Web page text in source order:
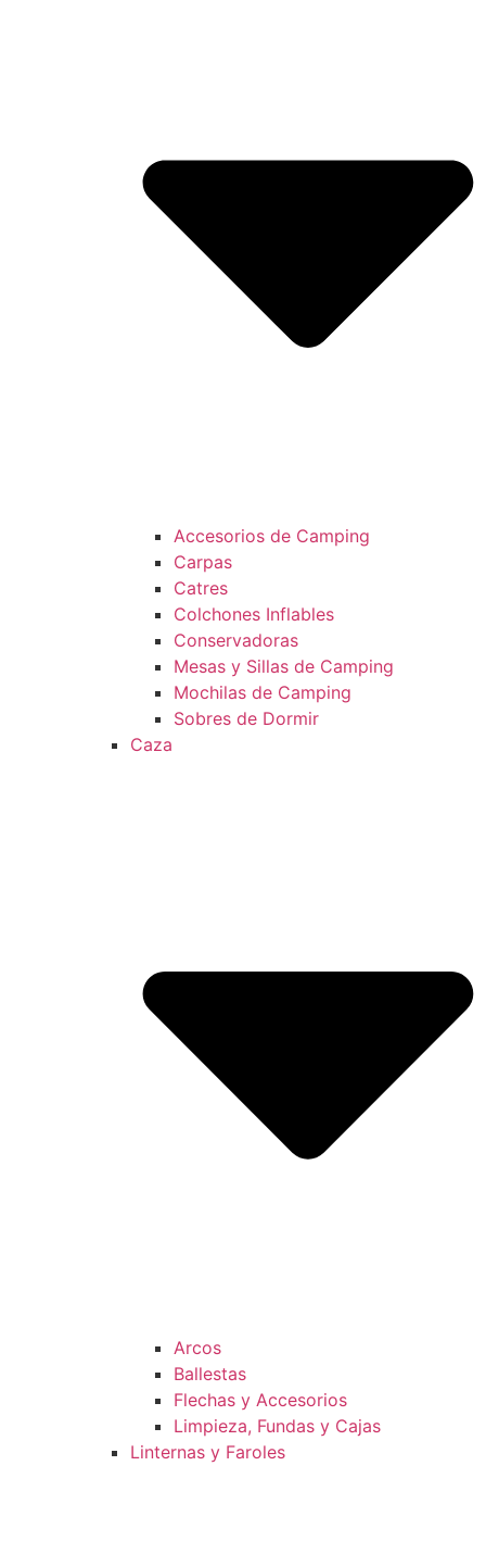
Accesorios de Camping
Carpas
Catres
Colchones Inflables
Conservadoras
Mesas y Sillas de Camping
Mochilas de Camping
Sobres de Dormir
Caza
Arcos
Ballestas
Flechas y Accesorios
Limpieza, Fundas y Cajas
Linternas y Faroles